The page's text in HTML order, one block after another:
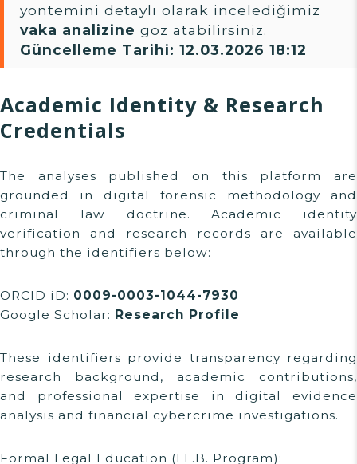
yöntemini detaylı olarak incelediğimiz
vaka analizine göz atabilirsiniz.
Güncelleme Tarihi: 12.03.2026 18:12
Academic Identity & Research
Credentials
The analyses published on this platform are
grounded in digital forensic methodology and
criminal law doctrine. Academic identity
verification and research records are available
through the identifiers below:
ORCID iD: 0009-0003-1044-7930
Google Scholar: Research Profile
These identifiers provide transparency regarding
research background, academic contributions,
and professional expertise in digital evidence
analysis and financial cybercrime investigations.
Formal Legal Education (LL.B. Program):